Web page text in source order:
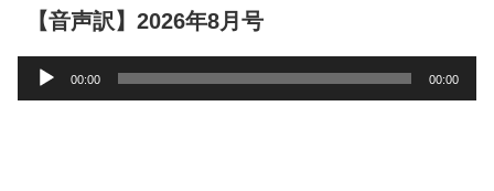
【音声訳】2026年8月号
声
00:00 00:00